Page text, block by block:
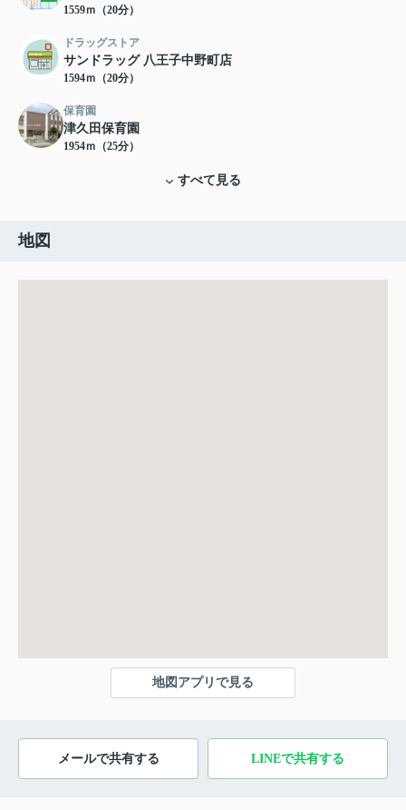
1559ｍ（20分）
ドラッグストア
サンドラッグ 八王子中野町店
1594ｍ（20分）
保育園
津久田保育園
1954ｍ（25分）
すべて見る
地図
地図アプリで見る
メールで共有する LINEで共有する